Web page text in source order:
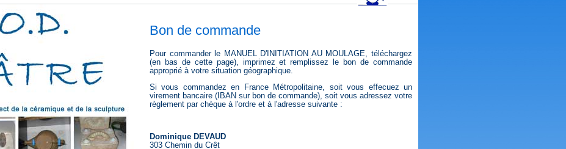
Bon de commande
Pour commander le MANUEL D'INITIATION AU MOULAGE, téléchargez
(en bas de cette page), imprimez et remplissez le bon de commande
approprié à votre situation géographique.
Si vous commandez en France Métropolitaine, soit vous effecuez un
virement bancaire (IBAN sur bon de commande), soit vous adressez votre
règlement par chèque à l'ordre et à l'adresse suivante :
Dominique DEVAUD
303 Chemin du Crêt